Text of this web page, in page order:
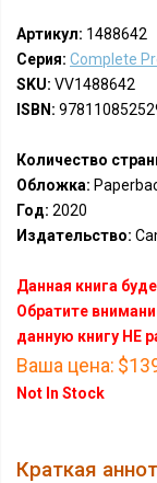
Артикул: 1488642
Серия: Complete
SKU: VV1488642
ISBN:
Количество
Обложка:
Год: 2020
Издательство:
Данная книга
Обратите
данную книгу НЕ
Ваша цена:
Not In Stock
Краткая